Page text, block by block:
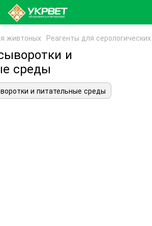
живтоных Реагенты для
и
среды
и питательные среды